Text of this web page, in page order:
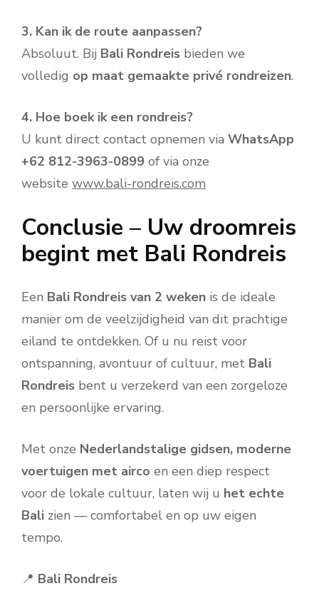
3. Kan ik de route aanpassen?
Absoluut. Bij Bali Rondreis bieden we
volledig op maat gemaakte privé rondreizen.
4. Hoe boek ik een rondreis?
U kunt direct contact opnemen via WhatsApp
+62 812-3963-0899 of via onze
website www.bali-rondreis.com
Conclusie – Uw droomreis
begint met Bali Rondreis
Een Bali Rondreis van 2 weken is de ideale
manier om de veelzijdigheid van dit prachtige
eiland te ontdekken. Of u nu reist voor
ontspanning, avontuur of cultuur, met Bali
Rondreis bent u verzekerd van een zorgeloze
en persoonlijke ervaring.
Met onze Nederlandstalige gidsen, moderne
voertuigen met airco en een diep respect
voor de lokale cultuur, laten wij u het echte
Bali zien — comfortabel en op uw eigen
tempo.
📍 Bali Rondreis